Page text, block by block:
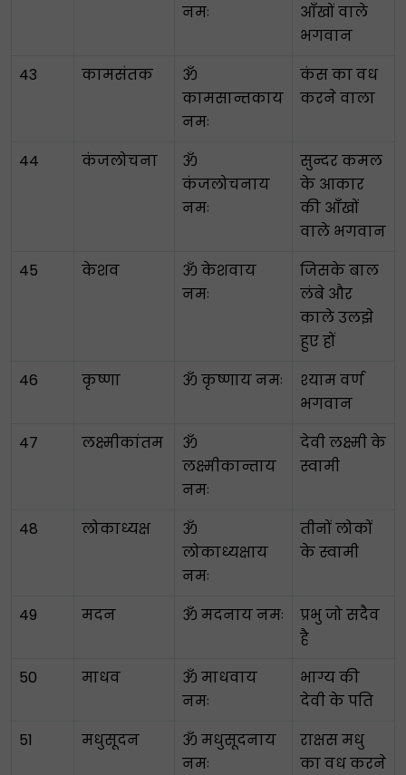
नमः
आँखों वाले
भगवान
43
कामसंतक
ॐ
कामसान्तकाय
नमः
कंस का वध
करने वाला
44 कंजलोचना
ॐ
कंजलोचनाय
नमः
सुन्दर कमल
के आकार
की आँखों
वाले भगवान
45
केशव
ॐ केशवाय
नमः
जिसके बाल
लंबे और
काले उलझे
हुए हों
46
कृष्णा ॐ कृष्णाय नमः
श्याम वर्ण
भगवान
47
लक्ष्मीकांतम
ॐ
लक्ष्मीकान्ताय
नमः
देवी लक्ष्मी के
स्वामी
48 लोकाध्यक्ष
ॐ
लोकाध्यक्षाय
नमः
तीनों लोकों
के स्वामी
49 मदन ॐ मदनाय नमः
प्रभु जो सदैव
है
50
माधव
ॐ माधवाय
नमः
भाग्य की
देवी के पति
51
मधुसूदन
ॐ मधुसूदनाय
नमः
राक्षस मधु
का वध करने